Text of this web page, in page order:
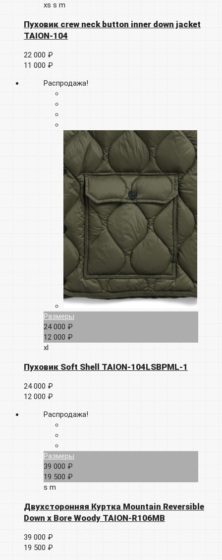
xs s m
Пуховик crew neck button inner down jacket
TAION-104
22 000 ₽
11 000 ₽
Распродажа!
Размеры
24 000 ₽
12 000 ₽
xl
Пуховик Soft Shell TAION-104LSBPML-1
24 000 ₽
12 000 ₽
Распродажа!
Размеры
39 000 ₽
19 500 ₽
s m
Двухсторонняя Куртка Mountain Reversible
Down x Bore Woody TAION-R106MB
39 000 ₽
19 500 ₽